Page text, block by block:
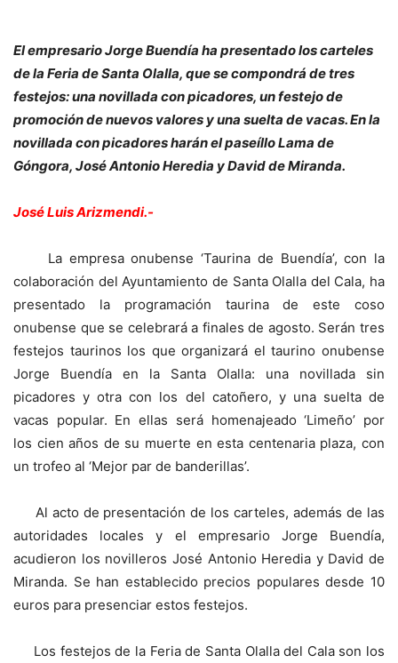
El empresario Jorge Buendía ha presentado los carteles
de la Feria de Santa Olalla, que se compondrá de tres
festejos: una novillada con picadores, un festejo de
promoción de nuevos valores y una suelta de vacas. En la
novillada con picadores harán el paseíllo Lama de
Góngora, José Antonio Heredia y David de Miranda.
José Luis Arizmendi.-
La empresa onubense ‘Taurina de Buendía’, con la
colaboración del Ayuntamiento de Santa Olalla del Cala, ha
presentado la programación taurina de este coso
onubense que se celebrará a finales de agosto. Serán tres
festejos taurinos los que organizará el taurino onubense
Jorge Buendía en la Santa Olalla: una novillada sin
picadores y otra con los del catoñero, y una suelta de
vacas popular. En ellas será homenajeado ‘Limeño’ por
los cien años de su muerte en esta centenaria plaza, con
un trofeo al ‘Mejor par de banderillas’.
Al acto de presentación de los carteles, además de las
autoridades locales y el empresario Jorge Buendía,
acudieron los novilleros José Antonio Heredia y David de
Miranda. Se han establecido precios populares desde 10
euros para presenciar estos festejos.
Los festejos de la Feria de Santa Olalla del Cala son los